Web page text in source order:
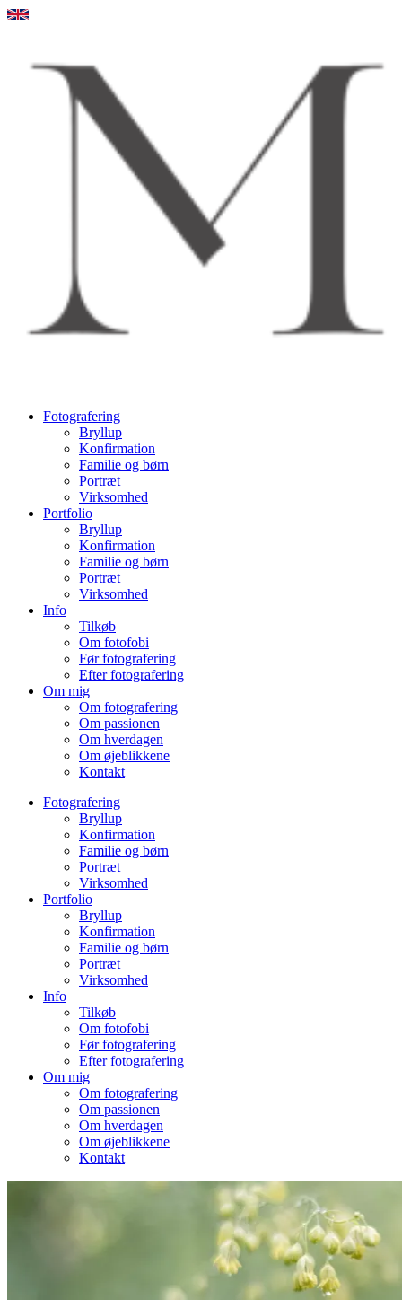
Videre
Fotografering
Bryllup
Konfirmation
Familie og børn
Portræt
Virksomhed
Portfolio
Bryllup
Konfirmation
Familie og børn
Portræt
Virksomhed
Info
Tilkøb
Om fotofobi
Før fotografering
Efter fotografering
Om mig
Om fotografering
Om passionen
Om hverdagen
Om øjeblikkene
Kontakt
Fotografering
Bryllup
Konfirmation
Familie og børn
Portræt
Virksomhed
Portfolio
Bryllup
Konfirmation
Familie og børn
Portræt
Virksomhed
Info
Tilkøb
Om fotofobi
Før fotografering
Efter fotografering
Om mig
Om fotografering
Om passionen
Om hverdagen
Om øjeblikkene
Kontakt